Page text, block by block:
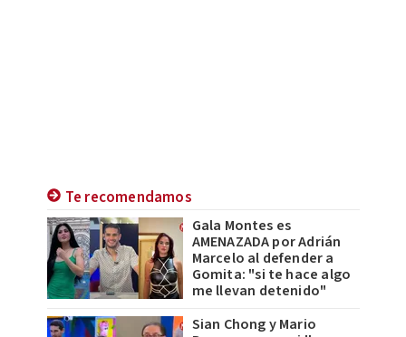
Te recomendamos
Gala Montes es
AMENAZADA por Adrián
Marcelo al defender a
Gomita: "si te hace algo
me llevan detenido"
Sian Chong y Mario